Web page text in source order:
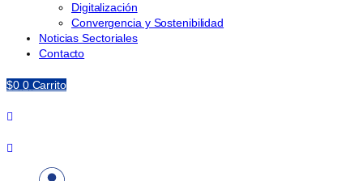
Digitalización
Convergencia y Sostenibilidad
Noticias Sectoriales
Contacto
$0 0 Carrito